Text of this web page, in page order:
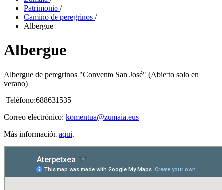
Patrimonio /
Camino de peregrinos /
Albergue
Albergue
Albergue de peregrinos "Convento San José" (Abierto solo en
verano)
Teléfono:688631535
Correo electrónico: komentua@zumaia.eus
Más información aqui.